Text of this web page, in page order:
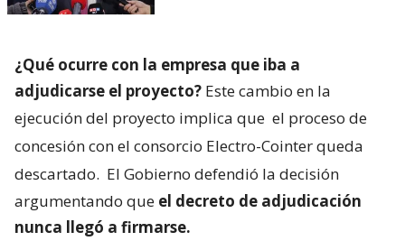
¿Qué ocurre con la empresa que iba a
adjudicarse el proyecto? Este cambio en la
ejecución del proyecto implica que el proceso de
concesión con el consorcio Electro-Cointer queda
descartado. El Gobierno defendió la decisión
argumentando que el decreto de adjudicación
nunca llegó a firmarse.